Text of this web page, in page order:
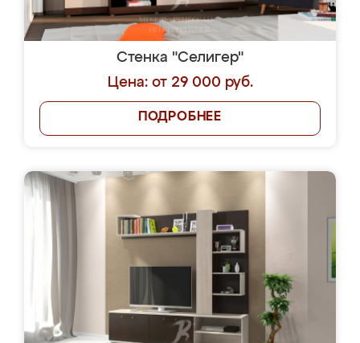
Стенка "Селигер"
Цена: от 29 000 руб.
ПОДРОБНЕЕ